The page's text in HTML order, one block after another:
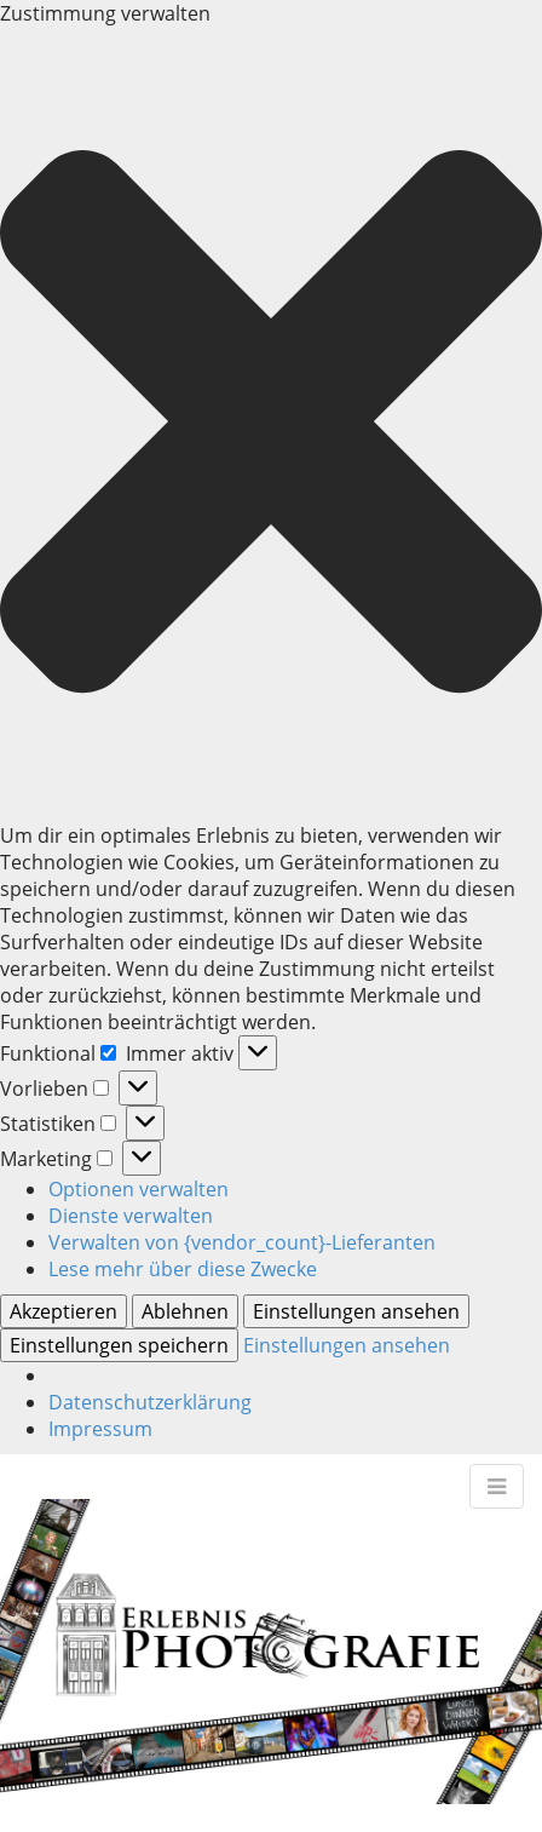
Zustimmung verwalten
Um dir ein optimales Erlebnis zu bieten, verwenden wir
Technologien wie Cookies, um Geräteinformationen zu
speichern und/oder darauf zuzugreifen. Wenn du diesen
Technologien zustimmst, können wir Daten wie das
Surfverhalten oder eindeutige IDs auf dieser Website
verarbeiten. Wenn du deine Zustimmung nicht erteilst
oder zurückziehst, können bestimmte Merkmale und
Funktionen beeinträchtigt werden.
Funktional
Funktional
Immer aktiv
Vorlieben
Vorlieben
Statistiken
Statistiken
Marketing
Marketing
Optionen verwalten
Dienste verwalten
Verwalten von {vendor_count}-Lieferanten
Lese mehr über diese Zwecke
Akzeptieren
Ablehnen
Einstellungen ansehen
Einstellungen speichern
Einstellungen ansehen
Datenschutzerklärung
Impressum
M
a
i
n
m
e
n
i
p
t
o
c
o
e
n